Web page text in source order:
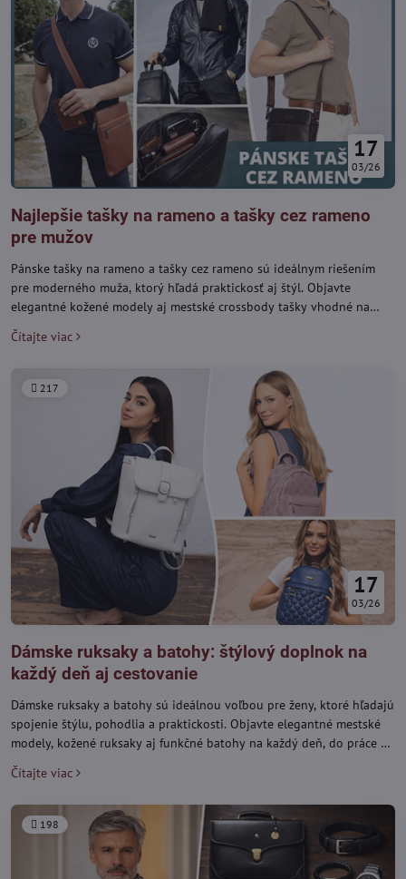
17
03/26
Najlepšie tašky na rameno a tašky cez rameno
pre mužov
Pánske tašky na rameno a tašky cez rameno sú ideálnym riešením
pre moderného muža, ktorý hľadá praktickosť aj štýl. Objavte
elegantné kožené modely aj mestské crossbody tašky vhodné na
každý deň, do práce aj voľný čas.
Čítajte viac
217
17
03/26
Dámske ruksaky a batohy: štýlový doplnok na
každý deň aj cestovanie
Dámske ruksaky a batohy sú ideálnou voľbou pre ženy, ktoré hľadajú
spojenie štýlu, pohodlia a praktickosti. Objavte elegantné mestské
modely, kožené ruksaky aj funkčné batohy na každý deň, do práce aj
na cestovanie.
Čítajte viac
198